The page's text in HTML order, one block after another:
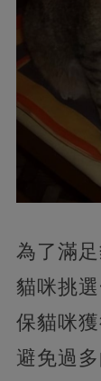
為了滿
貓咪挑
保貓咪
避免過